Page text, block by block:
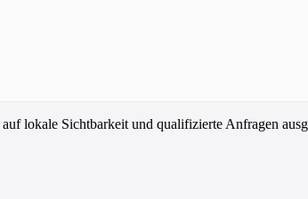
lokale Sichtbarkeit und qualifizierte Anfragen